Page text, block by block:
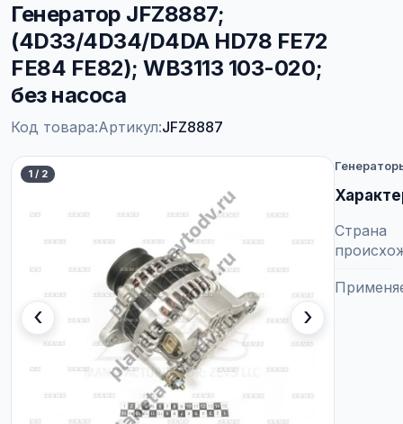
Генератор JFZ8887;
(4D33/4D34/D4DA HD78 FE72
FE84 FE82); WB3113 103-020;
без насоса
Код товара:Артикул:JFZ8887
1 / 2
‹ ›
Страна